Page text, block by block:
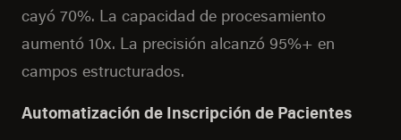
cayó 70%. La capacidad de procesamiento
aumentó 10x. La precisión alcanzó 95%+ en
campos estructurados.
Automatización de Inscripción de Pacientes